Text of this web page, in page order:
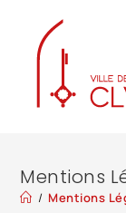
Mentions
/ Mentions